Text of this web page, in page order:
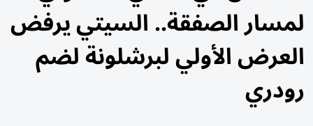
لمسار الصفقة.. السيتي يرفض
العرض الأولي لبرشلونة لضم
رودري